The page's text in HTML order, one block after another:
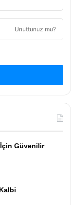
Unuttunuz mu?
İçin Güvenilir